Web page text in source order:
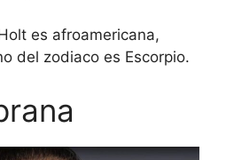
es afroamericana,
del zodiaco es Escorpio.